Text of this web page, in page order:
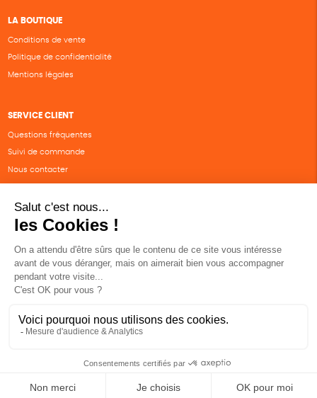
LA BOUTIQUE
Conditions de vente
Politique de confidentialité
Mentions légales
SERVICE CLIENT
Questions fréquentes
Suivi de commande
Nous contacter
SUIVEZ-NOUS
Une boutique élaborée avec par RGOODS